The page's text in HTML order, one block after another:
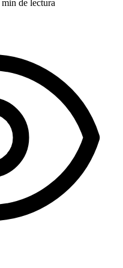
min de lectura